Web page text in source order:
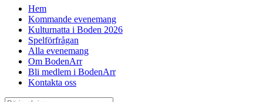
Hem
Kommande evenemang
Kulturnatta i Boden 2026
Spelförfrågan
Alla evenemang
Om BodenArr
Bli medlem i BodenArr
Kontakta oss